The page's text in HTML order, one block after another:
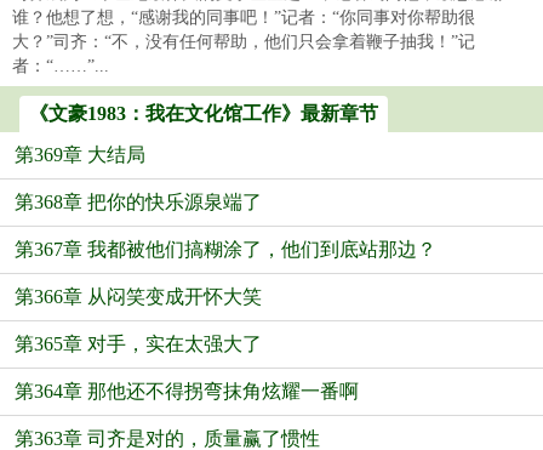
谁？他想了想，“感谢我的同事吧！”记者：“你同事对你帮助很
大？”司齐：“不，没有任何帮助，他们只会拿着鞭子抽我！”记
者：“……”...
《文豪1983：我在文化馆工作》最新章节
第369章 大结局
第368章 把你的快乐源泉端了
第367章 我都被他们搞糊涂了，他们到底站那边？
第366章 从闷笑变成开怀大笑
第365章 对手，实在太强大了
第364章 那他还不得拐弯抹角炫耀一番啊
第363章 司齐是对的，质量赢了惯性